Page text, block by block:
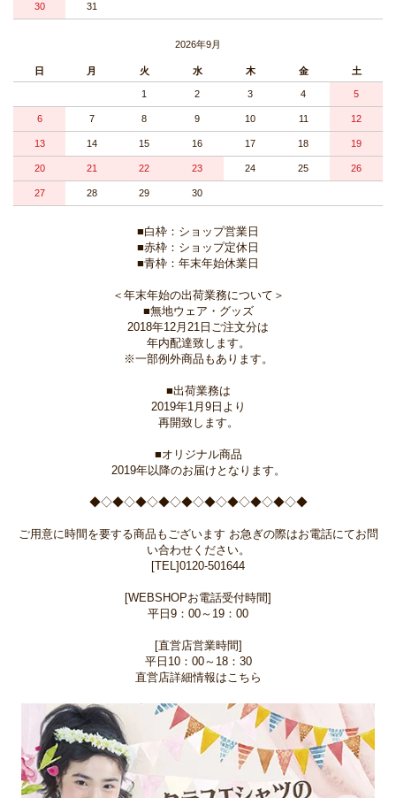
30 31
2026年9月
日 月 火 水 木 金 土
1 2 3 4 5
6 7 8 9 10 11 12
13 14 15 16 17 18 19
20 21 22 23 24 25 26
27 28 29 30
■白枠：ショップ営業日
■赤枠：ショップ定休日
■青枠：年末年始休業日
＜年末年始の出荷業務について＞
■無地ウェア・グッズ
2018年12月21日ご注文分は
年内配達致します。
※一部例外商品もあります。
■出荷業務は
2019年1月9日より
再開致します。
■オリジナル商品
2019年以降のお届けとなります。
◆◇◆◇◆◇◆◇◆◇◆◇◆◇◆◇◆◇◆
ご用意に時間を要する商品もございます お急ぎの際はお電話にてお問
い合わせください。
[TEL]0120-501644
[WEBSHOPお電話受付時間]
平日9：00～19：00
[直営店営業時間]
平日10：00～18：30
直営店詳細情報はこちら